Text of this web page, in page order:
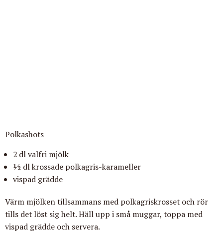
Polkashots
2 dl valfri mjölk
1⁄2 dl krossade polkagris-karameller
vispad grädde
Värm mjölken tillsammans med polkagriskrosset och rör
tills det löst sig helt. Häll upp i små muggar, toppa med
vispad grädde och servera.